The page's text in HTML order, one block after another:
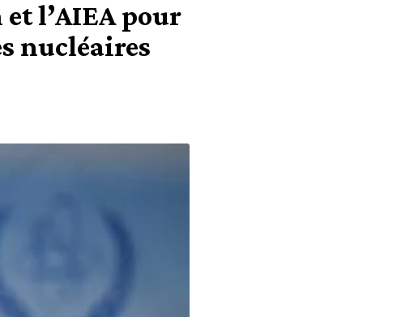
l’AIEA pour
nucléaires